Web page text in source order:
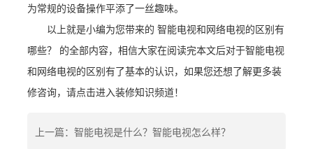
为常规的设备操作平添了一丝趣味。
以上就是小编为您带来的 智能电视和网络电视的区别有
哪些？ 的全部内容，相信大家在阅读完本文后对于智能电视
和网络电视的区别有了基本的认识，如果您还想了解更多装
修咨询，请点击进入装修知识频道！
上一篇：智能电视是什么？智能电视怎么样？